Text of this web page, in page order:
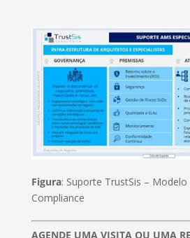
Figura: Suporte TrustSis –
Compliance
AGENDE UMA VISITA OU UMA